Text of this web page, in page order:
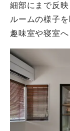
細部にまで反
ルームの様子
趣味室や寝室